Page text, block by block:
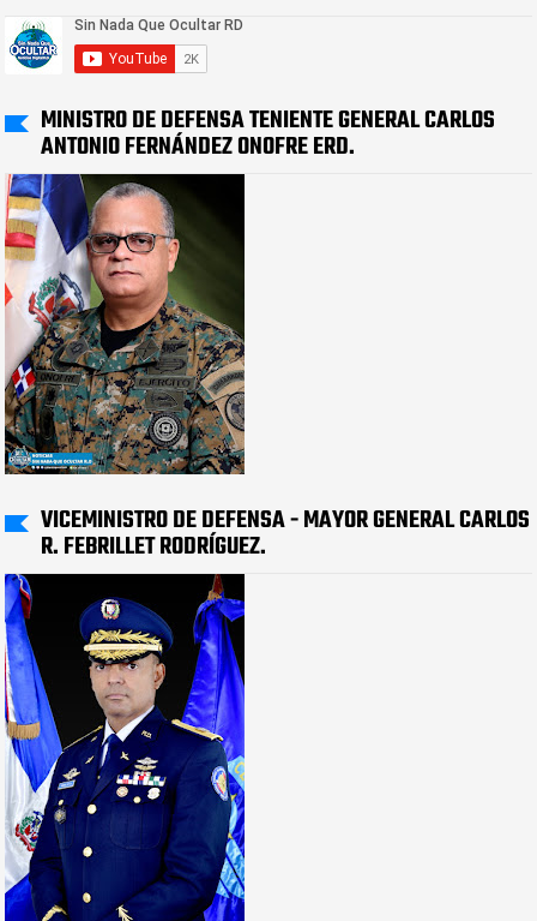
MINISTRO DE DEFENSA TENIENTE GENERAL CARLOS
ANTONIO FERNÁNDEZ ONOFRE ERD.
VICEMINISTRO DE DEFENSA - MAYOR GENERAL CARLOS
R. FEBRILLET RODRÍGUEZ.